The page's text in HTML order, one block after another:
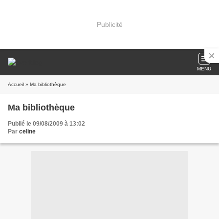
Publicité
MENU
Accueil » Ma bibliothèque
Ma bibliothèque
Publié le 09/08/2009 à 13:02
Par celine